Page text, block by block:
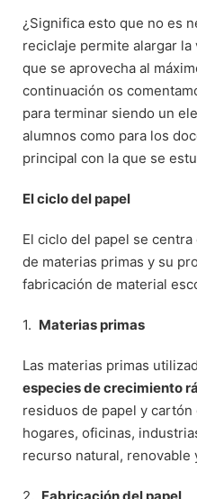
¿Significa esto que no es
reciclaje permite alargar
que se aprovecha al
continuación os
para terminar siendo un
alumnos como para los
principal con la que se
El ciclo del papel
El ciclo del papel se
de materias primas y su
fabricación de material
1. Materias primas
Las materias primas
especies de crecimiento
residuos de papel y
hogares, oficinas,
recurso natural, renovable